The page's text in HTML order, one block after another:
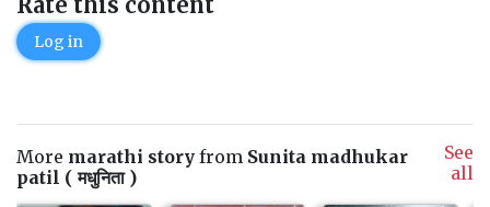
Log in
More marathi story from Sunita madhukar
patil ( मधुनिता )
See
all